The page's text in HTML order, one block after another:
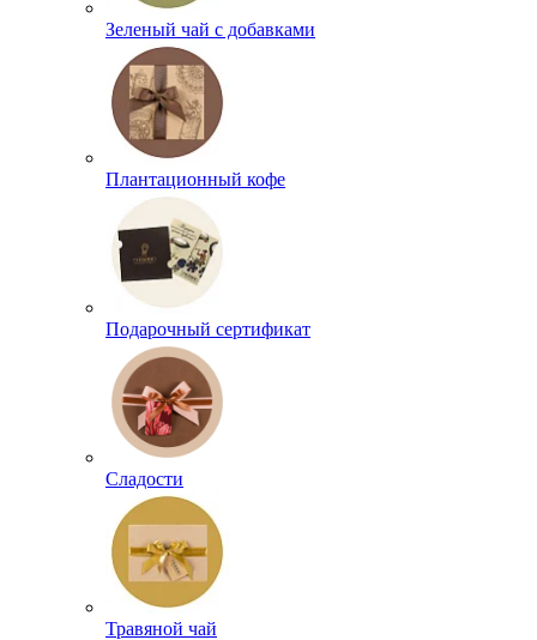
Зеленый чай с добавками
Плантационный кофе
Подарочный сертификат
Сладости
Травяной чай